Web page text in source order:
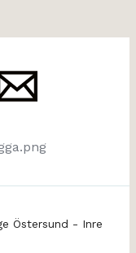
Östersund - Inre